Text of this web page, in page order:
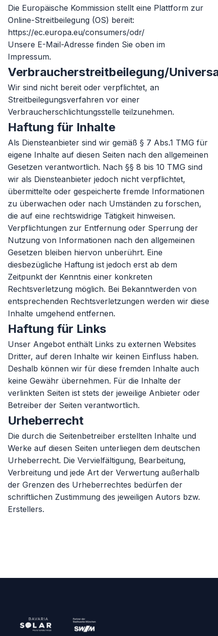
Die Europäische Kommission stellt eine Plattform zur
Online-Streitbeilegung (OS) bereit:
https://ec.europa.eu/consumers/odr/
Unsere E-Mail-Adresse finden Sie oben im
Impressum.
Verbraucherstreitbeilegung/
Wir sind nicht bereit oder verpflichtet, an
Streitbeilegungsverfahren vor einer
Verbraucherschlichtungsstelle teilzunehmen.
Haftung für Inhalte
Als Diensteanbieter sind wir gemäß § 7 Abs.1 TMG für
eigene Inhalte auf diesen Seiten nach den allgemeinen
Gesetzen verantwortlich. Nach §§ 8 bis 10 TMG sind
wir als Diensteanbieter jedoch nicht verpflichtet,
übermittelte oder gespeicherte fremde Informationen
zu überwachen oder nach Umständen zu forschen,
die auf eine rechtswidrige Tätigkeit hinweisen.
Verpflichtungen zur Entfernung oder Sperrung der
Nutzung von Informationen nach den allgemeinen
Gesetzen bleiben hiervon unberührt. Eine
diesbezügliche Haftung ist jedoch erst ab dem
Zeitpunkt der Kenntnis einer konkreten
Rechtsverletzung möglich. Bei Bekanntwerden von
entsprechenden Rechtsverletzungen werden wir diese
Inhalte umgehend entfernen.
Haftung für Links
Unser Angebot enthält Links zu externen Websites
Dritter, auf deren Inhalte wir keinen Einfluss haben.
Deshalb können wir für diese fremden Inhalte auch
keine Gewähr übernehmen. Für die Inhalte der
verlinkten Seiten ist stets der jeweilige Anbieter oder
Betreiber der Seiten verantwortlich.
Urheberrecht
Die durch die Seitenbetreiber erstellten Inhalte und
Werke auf diesen Seiten unterliegen dem deutschen
Urheberrecht. Die Vervielfältigung, Bearbeitung,
Verbreitung und jede Art der Verwertung außerhalb
der Grenzen des Urheberrechtes bedürfen der
schriftlichen Zustimmung des jeweiligen Autors bzw.
Erstellers.